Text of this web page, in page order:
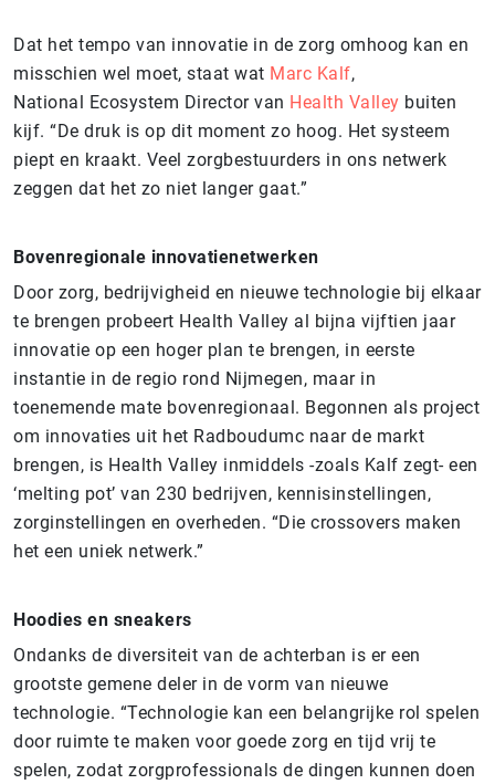
Dat het tempo van innovatie in de zorg omhoog kan en
misschien wel moet, staat wat Marc Kalf,
National Ecosystem Director van Health Valley buiten
kijf. “De druk is op dit moment zo hoog. Het systeem
piept en kraakt. Veel zorgbestuurders in ons netwerk
zeggen dat het zo niet langer gaat.”
Bovenregionale innovatienetwerken
Door zorg, bedrijvigheid en nieuwe technologie bij elkaar
te brengen probeert Health Valley al bijna vijftien jaar
innovatie op een hoger plan te brengen, in eerste
instantie in de regio rond Nijmegen, maar in
toenemende mate bovenregionaal. Begonnen als project
om innovaties uit het Radboudumc naar de markt
brengen, is Health Valley inmiddels -zoals Kalf zegt- een
‘melting pot’ van 230 bedrijven, kennisinstellingen,
zorginstellingen en overheden. “Die crossovers maken
het een uniek netwerk.”
Hoodies en sneakers
Ondanks de diversiteit van de achterban is er een
grootste gemene deler in de vorm van nieuwe
technologie. “Technologie kan een belangrijke rol spelen
door ruimte te maken voor goede zorg en tijd vrij te
spelen, zodat zorgprofessionals de dingen kunnen doen